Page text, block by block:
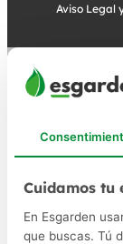
Aviso Legal
Cuidamos tu
En Esgarden
que buscas. Tú